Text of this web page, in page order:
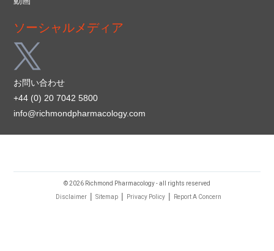
ソーシャルメディア
お問い合わせ
+44 (0) 20 7042 5800
info@richmondpharmacology.com
© 2026 Richmond Pharmacology - all rights reserved
Disclaimer | Sitemap | Privacy Policy | Report A Concern